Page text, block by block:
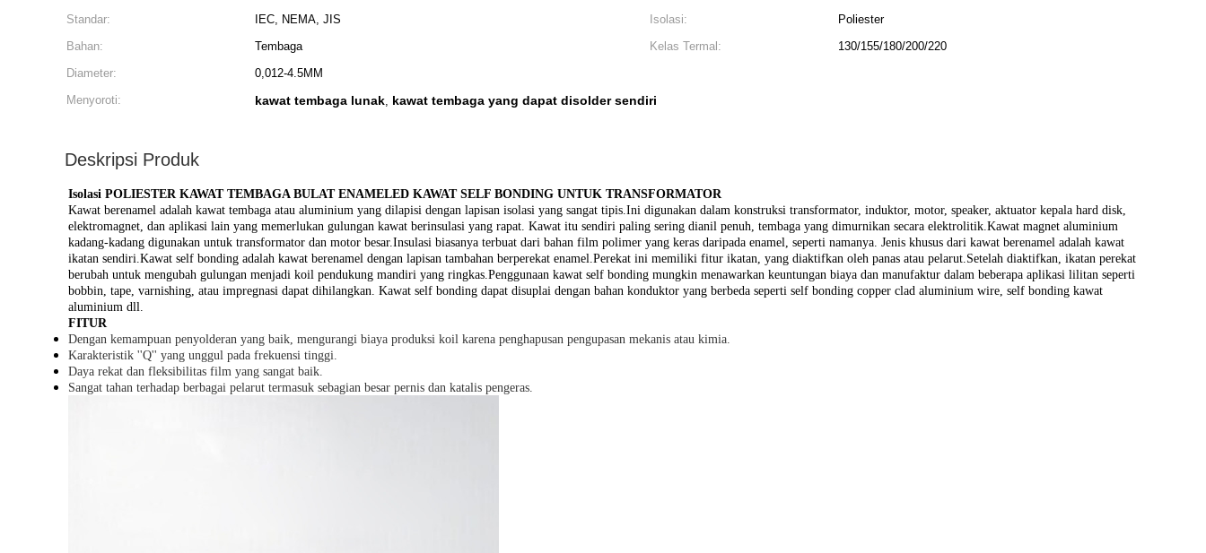
Standar:
IEC, NEMA, JIS Isolasi:
Poliester
Bahan:
Tembaga Kelas Termal:
130/155/180/200/220
Diameter:
0,012-4.5MM
Menyoroti:
kawat tembaga lunak, kawat tembaga yang dapat disolder sendiri
Deskripsi Produk
Isolasi POLIESTER KAWAT TEMBAGA BULAT ENAMELED KAWAT SELF BONDING UNTUK TRANSFORMATOR
Kawat berenamel adalah kawat tembaga atau aluminium yang dilapisi dengan lapisan isolasi yang sangat tipis.Ini digunakan dalam konstruksi transformator, induktor, motor, speaker, aktuator kepala hard disk,
elektromagnet, dan aplikasi lain yang memerlukan gulungan kawat berinsulasi yang rapat. Kawat itu sendiri paling sering dianil penuh, tembaga yang dimurnikan secara elektrolitik.Kawat magnet aluminium
kadang-kadang digunakan untuk transformator dan motor besar.Insulasi biasanya terbuat dari bahan film polimer yang keras daripada enamel, seperti namanya. Jenis khusus dari kawat berenamel adalah kawat
ikatan sendiri.Kawat self bonding adalah kawat berenamel dengan lapisan tambahan berperekat enamel.Perekat ini memiliki fitur ikatan, yang diaktifkan oleh panas atau pelarut.Setelah diaktifkan, ikatan perekat
berubah untuk mengubah gulungan menjadi koil pendukung mandiri yang ringkas.Penggunaan kawat self bonding mungkin menawarkan keuntungan biaya dan manufaktur dalam beberapa aplikasi lilitan seperti
bobbin, tape, varnishing, atau impregnasi dapat dihilangkan. Kawat self bonding dapat disuplai dengan bahan konduktor yang berbeda seperti self bonding copper clad aluminium wire, self bonding kawat
aluminium dll.
FITUR
Dengan kemampuan penyolderan yang baik, mengurangi biaya produksi koil karena penghapusan pengupasan mekanis atau kimia.
Karakteristik ''Q'' yang unggul pada frekuensi tinggi.
Daya rekat dan fleksibilitas film yang sangat baik.
Sangat tahan terhadap berbagai pelarut termasuk sebagian besar pernis dan katalis pengeras.